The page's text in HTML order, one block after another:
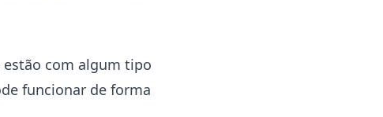
com algum tipo
funcionar de forma